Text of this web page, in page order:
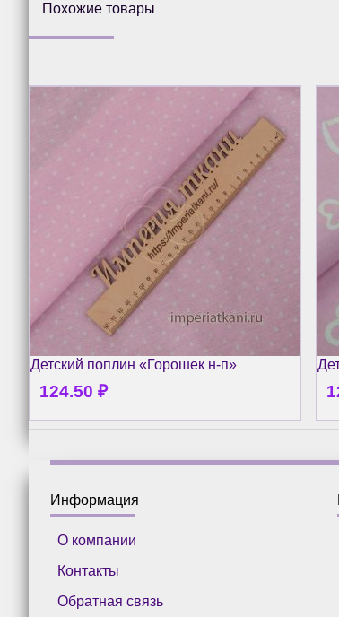
Похожие товары
Детский поплин «Горошек н-п»
124.50 ₽
Информация
О компании
Контакты
Обратная связь